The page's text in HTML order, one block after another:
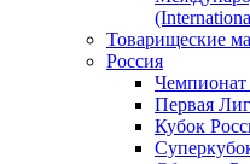
Товарищеские
Россия
Первая
Кубок